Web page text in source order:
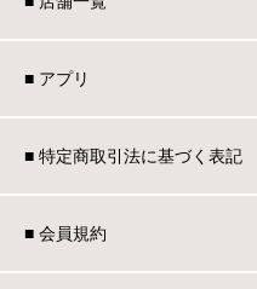
■ アプリ
■ 特定商取引法に基づく表記
■ 会員規約